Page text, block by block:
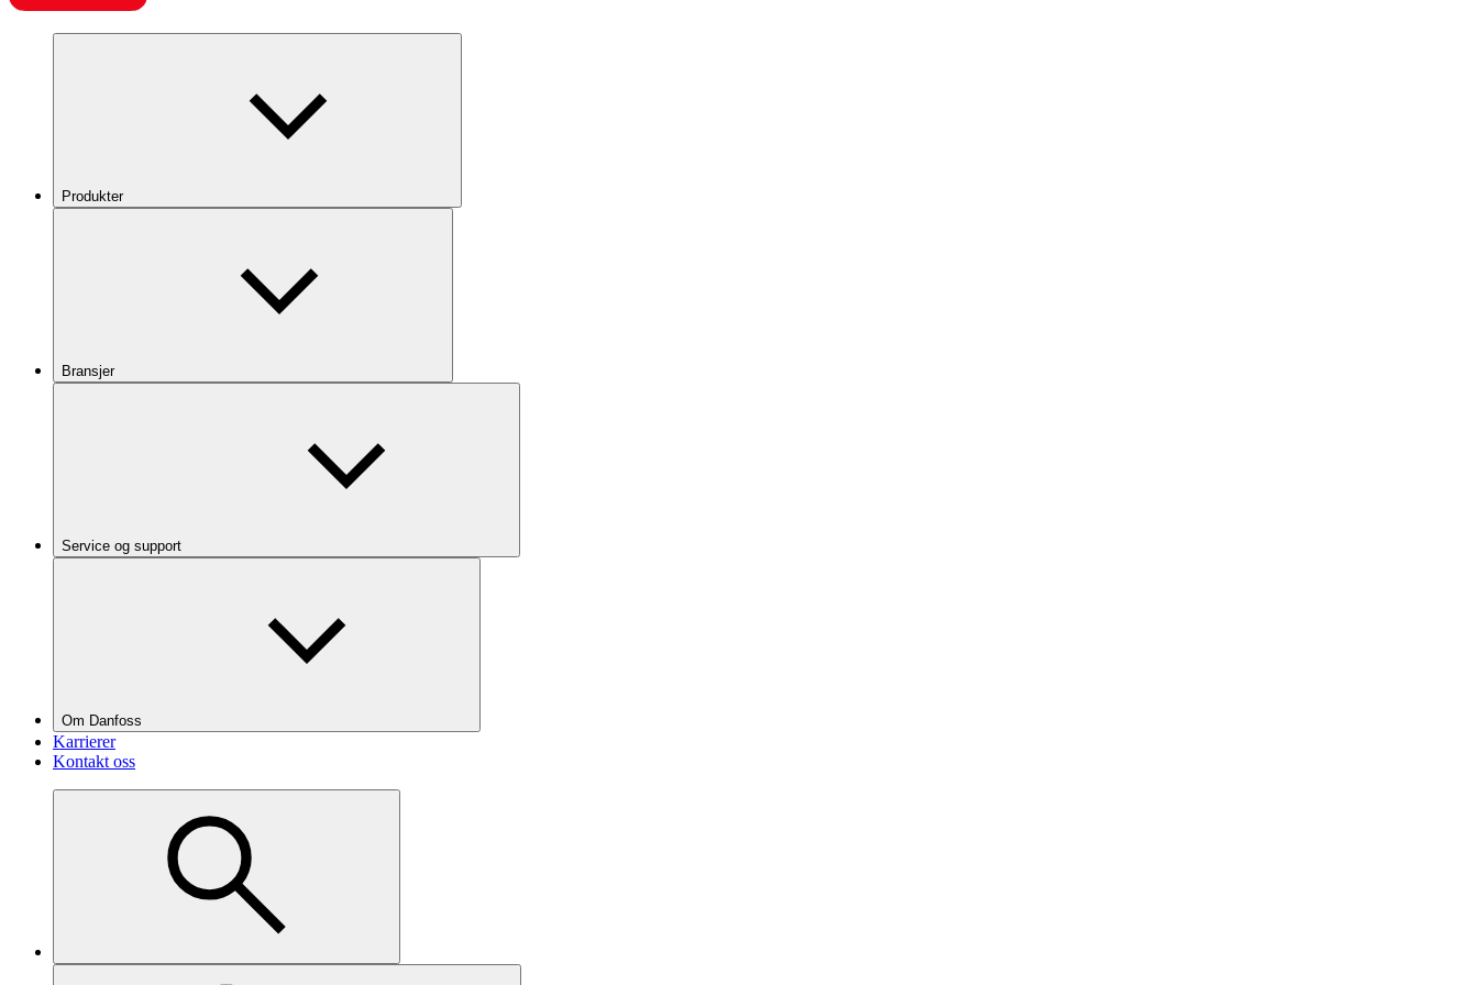
Produkter
Bransjer
Service og support
Om Danfoss
Karrierer
Kontakt oss